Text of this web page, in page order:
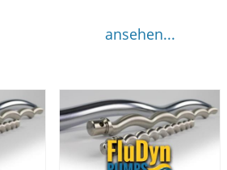
ansehen...